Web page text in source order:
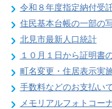
令和８年度指定納付受
住民基本台帳の一部の
北見市最新人口統計
１０月１日から証明書
町名変更・住居表示実
手数料などのお支払い
メモリアルフォトコー